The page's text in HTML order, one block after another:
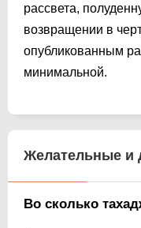
рассвета,
возвращении в
опубликованным
минимальной.
Желательные и
Во сколько